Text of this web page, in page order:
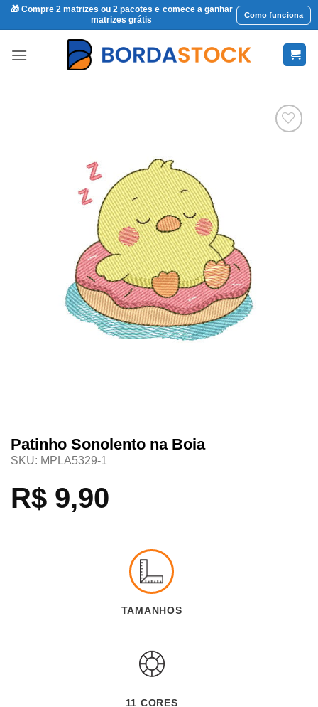
🎁 Compre 2 matrizes ou 2 pacotes e comece a ganhar
matrizes grátis
Como funciona
Patinho Sonolento na Boia
SKU: MPLA5329-1
R$ 9,90
TAMANHOS
11 CORES